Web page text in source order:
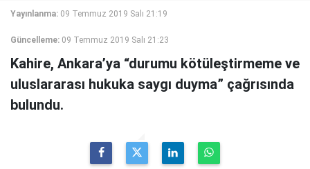
Yayınlanma: 09 Temmuz 2019 Salı 21:19
Güncelleme: 09 Temmuz 2019 Salı 21:23
Kahire, Ankara’ya “durumu kötüleştirmeme ve
uluslararası hukuka saygı duyma” çağrısında
bulundu.